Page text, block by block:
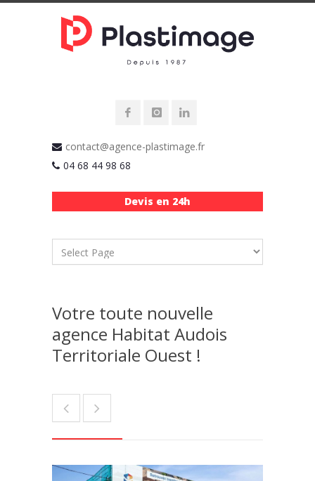
contact@agence-plastimage.fr
04 68 44 98 68
Devis en 24h
Votre toute nouvelle
agence Habitat Audois
Territoriale Ouest !